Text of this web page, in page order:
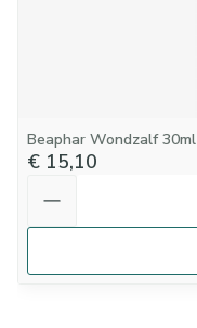
Beaphar Wondzalf 30ml
€ 15,10